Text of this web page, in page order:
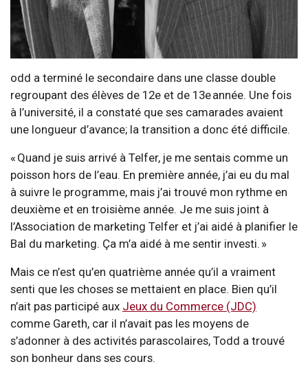
odd a terminé le secondaire dans une classe double
regroupant des élèves de 12e et de 13e année. Une fois
à l’université, il a constaté que ses camarades avaient
une longueur d’avance; la transition a donc été difficile.
« Quand je suis arrivé à Telfer, je me sentais comme un
poisson hors de l’eau. En première année, j’ai eu du mal
à suivre le programme, mais j’ai trouvé mon rythme en
deuxième et en troisième année. Je me suis joint à
l’Association de marketing Telfer et j’ai aidé à planifier le
Bal du marketing. Ça m’a aidé à me sentir investi. »
Mais ce n’est qu’en quatrième année qu’il a vraiment
senti que les choses se mettaient en place. Bien qu’il
n’ait pas participé aux Jeux du Commerce (JDC)
comme Gareth, car il n’avait pas les moyens de
s’adonner à des activités parascolaires, Todd a trouvé
son bonheur dans ses cours.